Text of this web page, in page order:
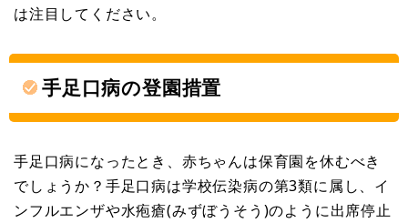
は注目してください。
手足口病の登園措置
手足口病になったとき、赤ちゃんは保育園を休むべき
でしょうか？手足口病は学校伝染病の第3類に属し、イ
ンフルエンザや水疱瘡(みずぼうそう)のように出席停止